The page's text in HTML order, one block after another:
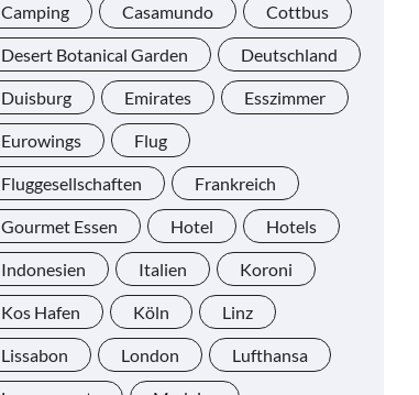
Camping Casamundo Cottbus
Desert Botanical Garden Deutschland
Duisburg Emirates Esszimmer
Eurowings Flug
Fluggesellschaften Frankreich
Gourmet Essen Hotel Hotels
Indonesien Italien Koroni
Kos Hafen Köln Linz
Lissabon London Lufthansa